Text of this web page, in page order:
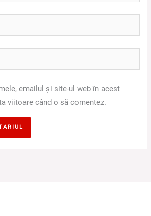
emailul și site-ul web în acest
viitoare când o să comentez.